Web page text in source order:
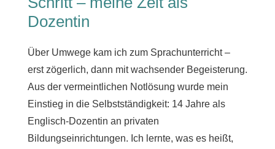
Dozentin
Über Umwege kam ich zum Sprachunterricht –
erst zögerlich, dann mit wachsender Begeisterung.
Aus der vermeintlichen Notlösung wurde mein
Einstieg in die Selbstständigkeit: 14 Jahre als
Englisch-Dozentin an privaten
Bildungseinrichtungen. Ich lernte, was es heißt,